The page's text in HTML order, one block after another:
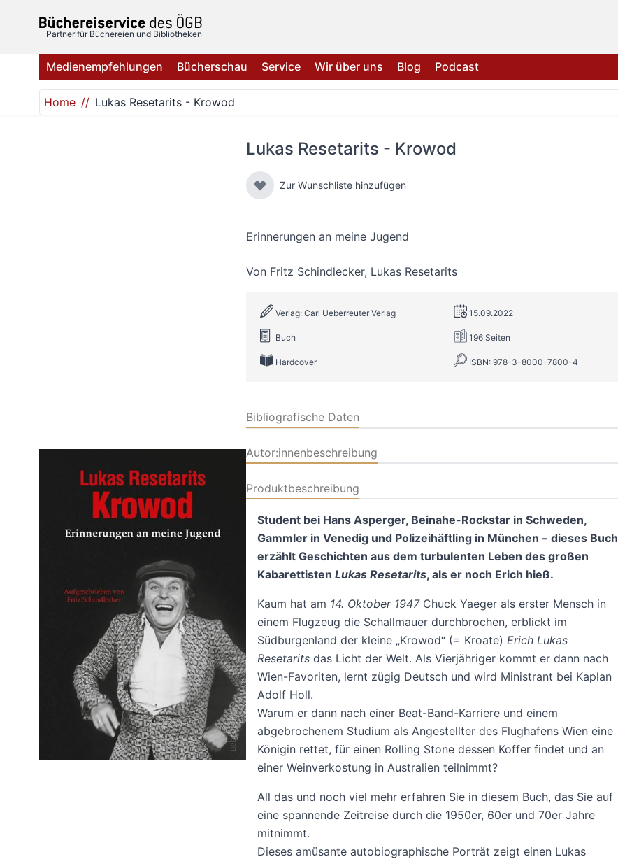
Partner für Büchereien und Bibliotheken
Medienempfehlungen Bücherschau Service Wir über uns Blog Podcast
Home Lukas Resetarits - Krowod
Lukas Resetarits - Krowod
Zur Wunschliste hinzufügen
Erinnerungen an meine Jugend
Von Fritz Schindlecker, Lukas Resetarits
Verlag: Carl Ueberreuter Verlag 15.09.2022
Buch 196 Seiten
Hardcover ISBN: 978-3-8000-7800-4
Bibliografische Daten
Autor:innenbeschreibung
Produktbeschreibung
Student bei Hans Asperger, Beinahe-Rockstar in Schweden,
Gammler in Venedig und Polizeihäftling in München – dieses Buch
erzählt Geschichten aus dem turbulenten Leben des großen
Kabarettisten Lukas Resetarits, als er noch Erich hieß.
Kaum hat am 14. Oktober 1947Chuck Yaeger als erster Mensch in
einem Flugzeug die Schallmauer durchbrochen, erblickt im
Südburgenland der kleine „Krowod“ (= Kroate) Erich Lukas
Resetaritsdas Licht der Welt. Als Vierjähriger kommt er dann nach
Wien-Favoriten, lernt zügig Deutsch und wird Ministrant bei Kaplan
Adolf Holl.
Warum er dann nach einer Beat-Band-Karriere und einem
abgebrochenem Studium als Angestellter des Flughafens Wien eine
Königin rettet, für einen Rolling Stone dessen Koffer findet und an
einer Weinverkostung in Australien teilnimmt?
All das und noch viel mehr erfahren Sie in diesem Buch, das Sie auf
eine spannende Zeitreise durch die 1950er, 60er und 70er Jahre
mitnimmt.
Dieses amüsante autobiographische Porträt zeigt einen Lukas